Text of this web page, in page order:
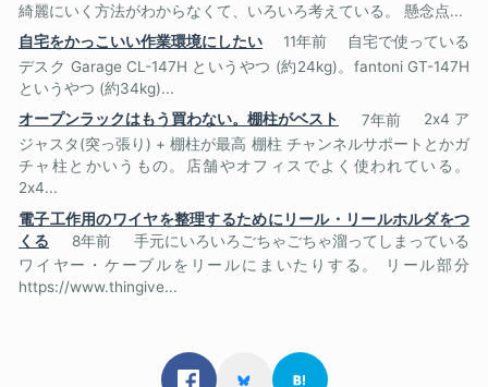
綺麗にいく方法がわからなくて、いろいろ考えている。 懸念点...
自宅をかっこいい作業環境にしたい
11年前
自宅で使っている
デスク Garage CL-147H というやつ (約24kg)。fantoni GT-147H
というやつ (約34kg)...
オープンラックはもう買わない。棚柱がベスト
7年前
2x4 ア
ジャスタ(突っ張り) + 棚柱が最高 棚柱 チャンネルサポートとかガ
チャ柱とかいうもの。店舗やオフィスでよく使われている。
2x4...
電子工作用のワイヤを整理するためにリール・リールホルダをつ
くる
8年前
手元にいろいろごちゃごちゃ溜ってしまっている
ワイヤー・ケーブルをリールにまいたりする。 リール部分
https://www.thingive...